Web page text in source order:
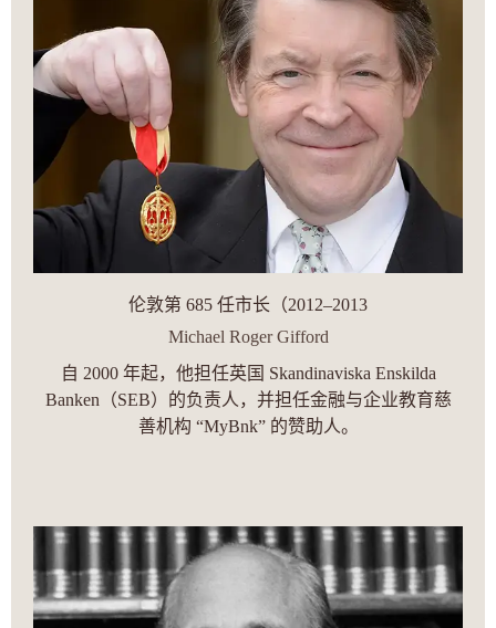
伦敦第 685 任市长（2012–2013
Michael Roger Gifford
自 2000 年起，他担任英国 Skandinaviska Enskilda
Banken（SEB）的负责人，并担任金融与企业教育慈
善机构 “MyBnk” 的赞助人。